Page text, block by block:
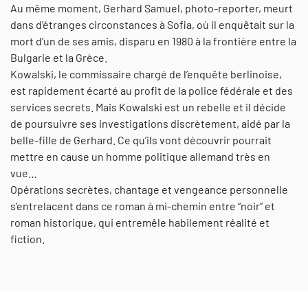
Au même moment, Gerhard Samuel, photo-reporter, meurt
dans d’étranges circonstances à Sofia, où il enquêtait sur la
mort d’un de ses amis, disparu en 1980 à la frontière entre la
Bulgarie et la Grèce.
Kowalski, le commissaire chargé de l’enquête berlinoise,
est rapidement écarté au profit de la police fédérale et des
services secrets. Mais Kowalski est un rebelle et il décide
de poursuivre ses investigations discrètement, aidé par la
belle-fille de Gerhard. Ce qu’ils vont découvrir pourrait
mettre en cause un homme politique allemand très en
vue…
Opérations secrètes, chantage et vengeance personnelle
s’entrelacent dans ce roman à mi-chemin entre “noir” et
roman historique, qui entremêle habilement réalité et
fiction.